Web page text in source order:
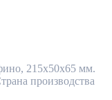
215x50x65 мм.
производства